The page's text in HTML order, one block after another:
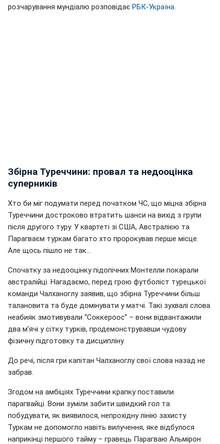
розчарування мундіалю розповідає РБК-Україна
Збірна Туреччини: провал та недооцінка
суперників
Хто би міг подумати перед початком ЧС, що міцна збірна
Туреччини достроково втратить шанси на вихід з групи
після другого туру. У квартеті зі США, Австралією та
Парагваєм туркам багато хто пророкував перше місце.
Але щось пішло не так…
Спочатку за недооцінку підопічних Монтелли покарали
австралійці. Нагадаємо, перед грою футболіст турецької
команди Чалханоглу заявив, що збірна Туреччини більш
талановита та буде домінувати у матчі. Такі зухвалі слова
неабияк змотивували “Соккероос” – вони відвантажили
два м’ячі у сітку турків, продемонструвавши чудову
фізичну підготовку та дисципліну.
До речі, після гри капітан Чалханоглу свої слова назад не
забрав.
Згодом на амбіціях Туреччини крапку поставили
парагвайці. Вони зуміли забити швидкий гол та
побудувати, як виявилося, непрохідну лінію захисту.
Туркам не допомогло навіть вилучення, яке відбулося
наприкінці першого тайму – гравець Парагваю Альмірон